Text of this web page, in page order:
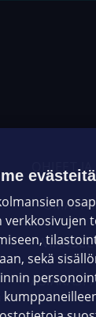
OHJEET
verkkosivujen
sekä